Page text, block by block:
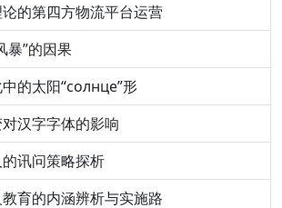
的第四方物流平台运营
暴”的因果
的太阳“солнце”形
汉字字体的影响
讯问策略探析
育的内涵辨析与实施路